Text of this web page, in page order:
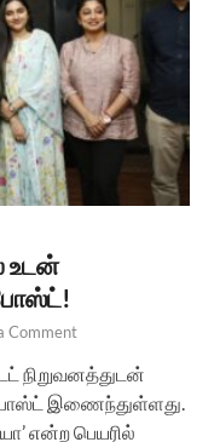
உடன்
Comment
நிறுவனத்துடன்
போஸ்ட் இணைந்துள்ளது.
என்ற பெயரில்